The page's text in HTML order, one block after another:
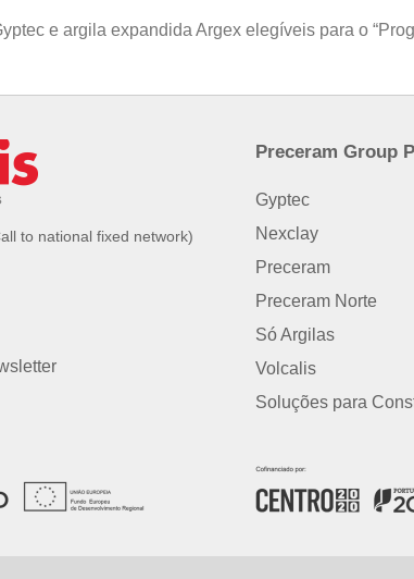
e argila expandida Argex elegíveis para o
to national fixed network)
Preceram Group
Gyptec
Nexclay
Preceram
Preceram Norte
Só Argilas
Volcalis
Soluções para